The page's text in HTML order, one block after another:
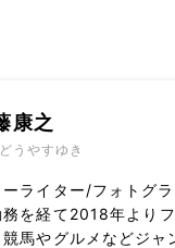
康之
うやすゆき
ーライター/フォトグ
務を経て2018年より
競馬やグルメなどジ